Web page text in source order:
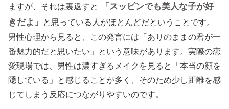
ますが、それは裏返すと
「スッピンでも美人な子が好
きだよ」
と思っている人がほとんどだということです。
男性心理から見ると、この発言には「ありのままの君が一
番魅力的だと思いたい」という意味があります。実際の恋
愛現場では、男性は濃すぎるメイクを見ると「本当の顔を
隠している」と感じることが多く、そのため少し距離を感
じてしまう反応につながりやすいのです。